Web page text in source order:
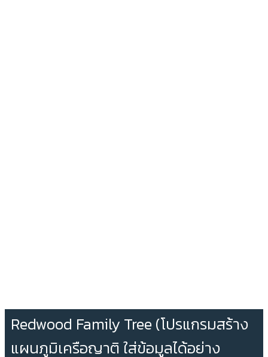
Redwood Family Tree (โปรแกรมสร้าง
แผนภูมิเครือญาติ ใส่ข้อมูลได้อย่าง